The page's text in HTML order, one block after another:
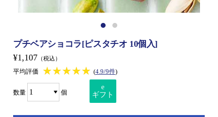
プチベアショコラ[ピスタチオ 10個入]
¥1,107 （税込）
平均評価 ★★★★★
★★★★★ (4.9/9件)
数量 個
e
ギフト